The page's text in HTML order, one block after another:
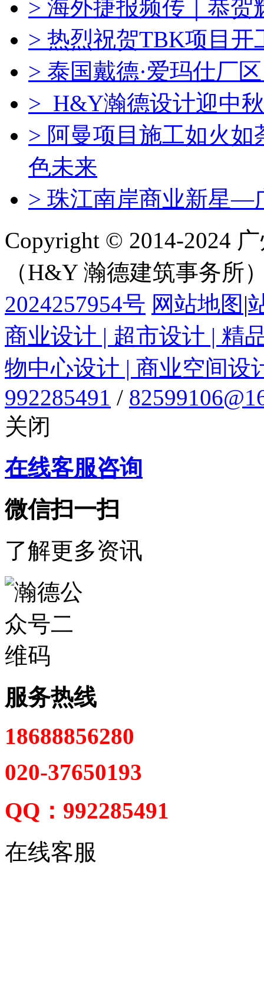
> 海外捷报频传｜恭贺
> 热烈祝贺TBK项目开
> 泰国戴德·爱玛仕厂
> H&Y瀚德设计迎中
> 阿曼项目施工如火
色未来
> 珠江南岸商业新星—
Copyright © 2014-2024
（H&Y 瀚德建筑事务所
2024257954号 网站地图 |
商业设计 | 超市设计 | 精
物中心设计 | 商业空间设
992285491 /
关闭
在线客服咨询
微信扫一扫
了解更多资讯
服务热线
18688856280
020-37650193
QQ：992285491
在线客服